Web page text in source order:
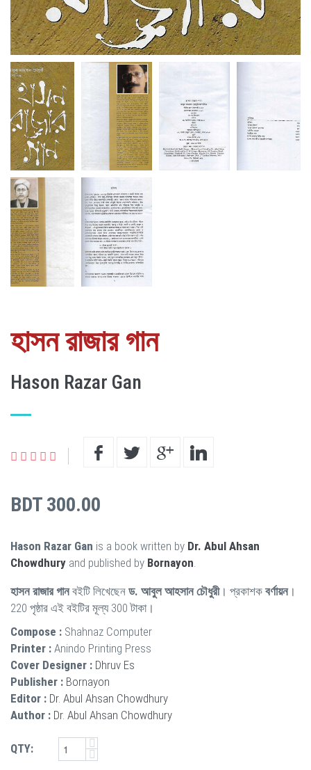
হাসন রাজার গান
Hason Razar Gan
BDT 300.00
Hason Razar Gan is a book written by Dr. Abul Ahsan
Chowdhury and published by Bornayon.
হাসন রাজার গানবইটি লিখেছেন ড. আবুল আহসান চৌধুরী। প্রকাশক বর্ণায়ন।
220 পৃষ্ঠার এই বইটির মূল্য 300 টাকা।
Compose : Shahnaz Computer
Printer : Anindo Printing Press
Cover Designer : Dhruv Es
Publisher : Bornayon
Editor : Dr. Abul Ahsan Chowdhury
Author : Dr. Abul Ahsan Chowdhury
QTY: